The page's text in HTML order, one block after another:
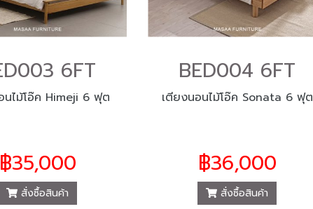
6FT
นไม้โอ๊ค Himeji 6 ฟุต
฿35,000
สั่งซื้อสินค้า
BED004 6FT
เตียงนอนไม้โอ๊ค Sonata 6 ฟุต
฿36,000
สั่งซื้อสินค้า